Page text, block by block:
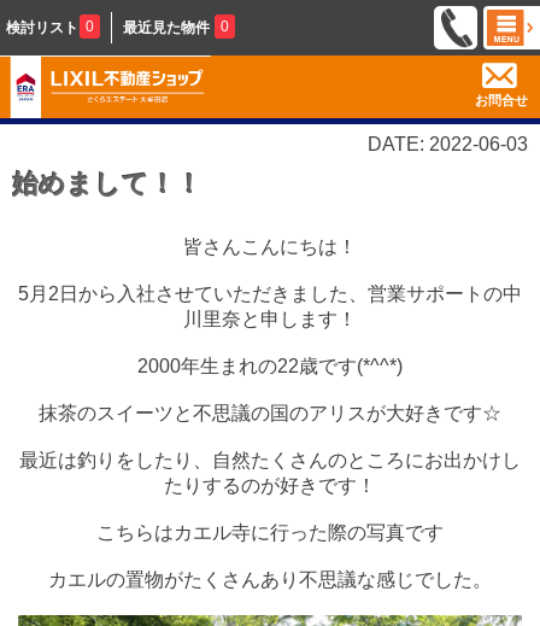
検討リスト 0 最近見た物件 0
お問合せ
DATE: 2022-06-03
始めまして！！
皆さんこんにちは！
5月2日から入社させていただきました、営業サポートの中
川里奈と申します！
2000年生まれの22歳です(*^^*)
抹茶のスイーツと不思議の国のアリスが大好きです☆
最近は釣りをしたり、自然たくさんのところにお出かけし
たりするのが好きです！
こちらはカエル寺に行った際の写真です
カエルの置物がたくさんあり不思議な感じでした。